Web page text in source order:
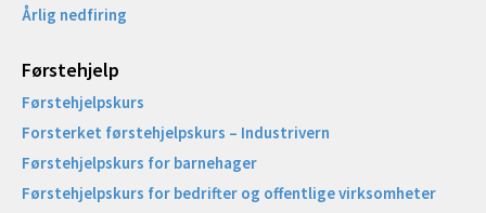
Årlig nedfiring
Førstehjelp
Førstehjelpskurs
Forsterket førstehjelpskurs – Industrivern
Førstehjelpskurs for barnehager
Førstehjelpskurs for bedrifter og offentlige virksomheter